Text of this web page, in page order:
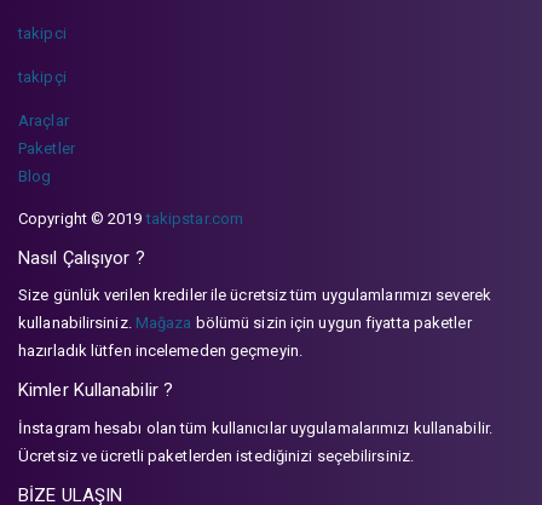
takipci
takipçi
Araçlar
Paketler
Blog
Copyright © 2019takipstar.com
Nasıl Çalışıyor ?
Size günlük verilen krediler ile ücretsiz tüm uygulamlarımızı severek
kullanabilirsiniz. Mağaza bölümü sizin için uygun fiyatta paketler
hazırladık lütfen incelemeden geçmeyin.
Kimler Kullanabilir ?
İnstagram hesabı olan tüm kullanıcılar uygulamalarımızı kullanabilir.
Ücretsiz ve ücretli paketlerden istediğinizi seçebilirsiniz.
BİZE ULAŞIN